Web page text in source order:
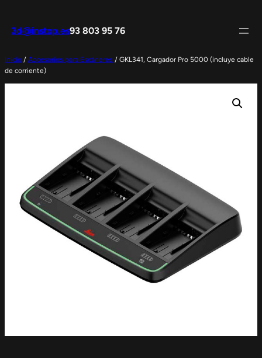
3d@instop.es93 803 95 76
Inicio / Accesorios para Escáneres / GKL341, Cargador Pro 5000 (incluye cable
de corriente)